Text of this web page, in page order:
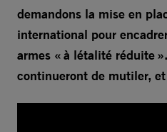
demandons la mise en
international pour
armes « à létalité réduite
continueront de mutiler,